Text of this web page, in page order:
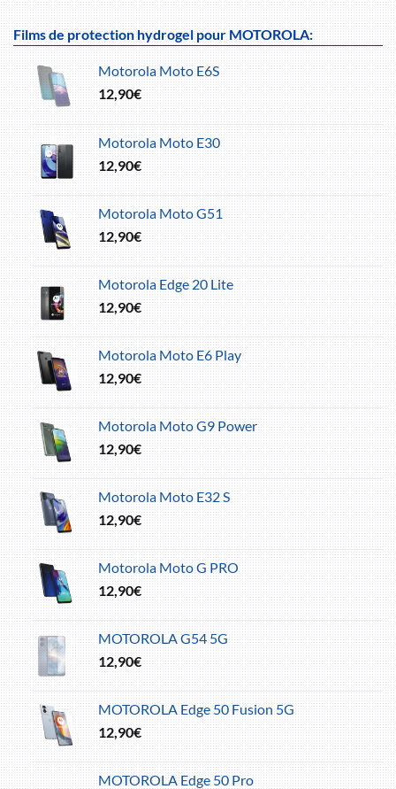
Films de protection hydrogel pour MOTOROLA:
Motorola Moto E6S
12,90€
Motorola Moto E30
12,90€
Motorola Moto G51
12,90€
Motorola Edge 20 Lite
12,90€
Motorola Moto E6 Play
12,90€
Motorola Moto G9 Power
12,90€
Motorola Moto E32 S
12,90€
Motorola Moto G PRO
12,90€
MOTOROLA G54 5G
12,90€
MOTOROLA Edge 50 Fusion 5G
12,90€
MOTOROLA Edge 50 Pro